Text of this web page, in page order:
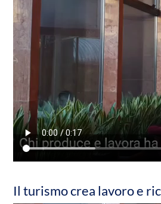
Il turismo crea lavoro e